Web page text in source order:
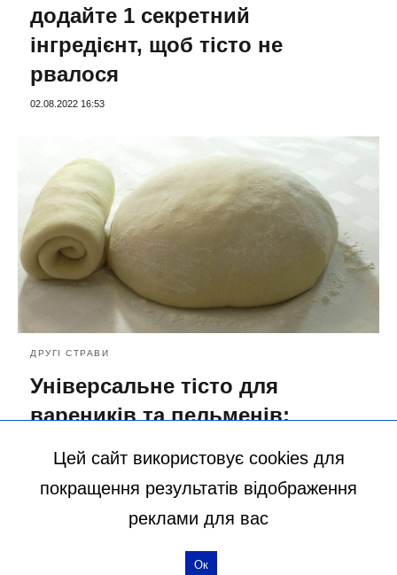
додайте 1 секретний
інгредієнт, щоб тісто не
рвалося
02.08.2022 16:53
ДРУГІ СТРАВИ
Універсальне тісто для
вареників та пельменів:
Цей сайт використовує cookies для
покращення результатів відображення
реклами для вас
Ок